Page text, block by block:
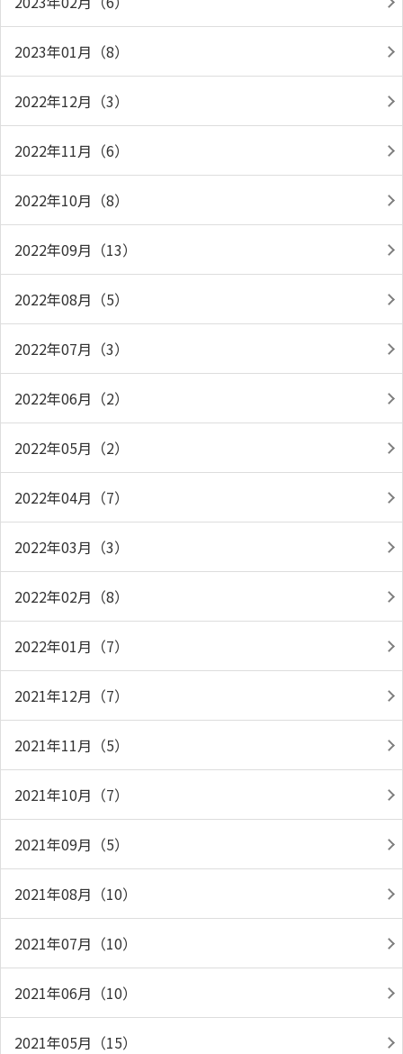
2023年01月（8）
2022年12月（3）
2022年11月（6）
2022年10月（8）
2022年09月（13）
2022年08月（5）
2022年07月（3）
2022年06月（2）
2022年05月（2）
2022年04月（7）
2022年03月（3）
2022年02月（8）
2022年01月（7）
2021年12月（7）
2021年11月（5）
2021年10月（7）
2021年09月（5）
2021年08月（10）
2021年07月（10）
2021年06月（10）
2021年05月（15）